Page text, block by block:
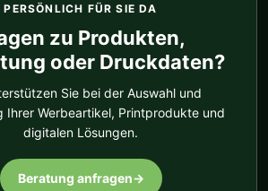
PERSÖNLICH FÜR SIE DA
zu Produkten,
oder Druckdaten?
Sie bei der Auswahl und
Ihrer Werbeartikel, Printprodukte und
digitalen Lösungen.
Beratung anfragen→